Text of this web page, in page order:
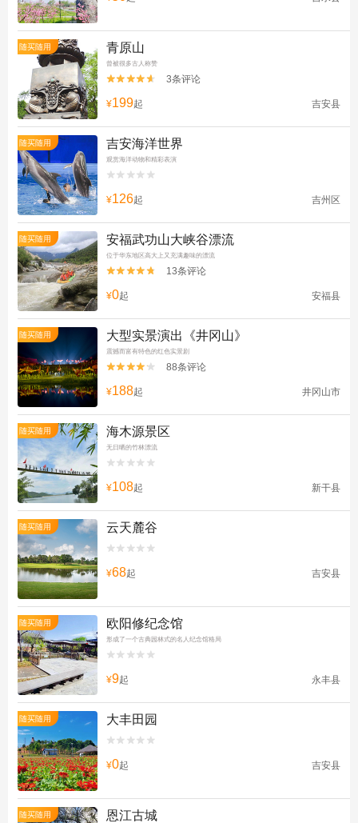
随买随用 青原山
曾被很多古人称赞

 3条评论
¥199起 吉安县
随买随用 吉安海洋世界
观赏海洋动物和精彩表演


¥126起 吉州区
随买随用 安福武功山大峡谷漂流
位于华东地区高大上又充满趣味的漂流

 13条评论
¥0起 安福县
随买随用 大型实景演出《井冈山》
震撼而富有特色的红色实景剧

 88条评论
¥188起 井冈山市
随买随用 海木源景区
无日晒的竹林漂流


¥108起 新干县
随买随用 云天麓谷


¥68起 吉安县
随买随用 欧阳修纪念馆
形成了一个古典园林式的名人纪念馆格局


¥9起 永丰县
随买随用 大丰田园


¥0起 吉安县
随买随用 恩江古城